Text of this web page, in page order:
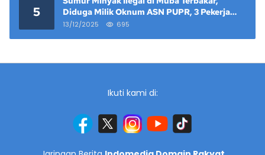
5
Diduga Milik Oknum ASN PUPR, 3 Pekerja
Tewas
13/12/2025 695
Ikuti kami di: